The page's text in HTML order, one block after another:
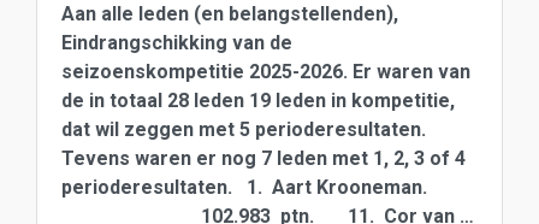
Aan alle leden (en belangstellenden),
Eindrangschikking van de
seizoenskompetitie 2025-2026. Er waren van
de in totaal 28 leden 19 leden in kompetitie,
dat wil zeggen met 5 perioderesultaten.
Tevens waren er nog 7 leden met 1, 2, 3 of 4
perioderesultaten. 1. Aart Krooneman.
102.983 ptn. 11. Cor van …